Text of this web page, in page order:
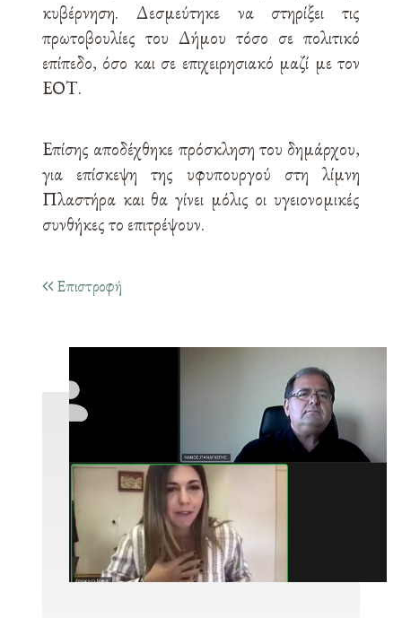
κυβέρνηση. Δεσμεύτηκε να στηρίξει τις
πρωτοβουλίες του Δήμου τόσο σε πολιτικό
επίπεδο, όσο και σε επιχειρησιακό μαζί με τον
ΕΟΤ.
Επίσης αποδέχθηκε πρόσκληση του δημάρχου,
για επίσκεψη της υφυπουργού στη λίμνη
Πλαστήρα και θα γίνει μόλις οι υγειονομικές
συνθήκες το επιτρέψουν.
Επιστροφή